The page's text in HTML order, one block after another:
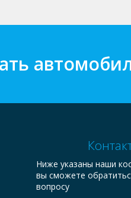
Ниже указаны наши
вы сможете
вопросу